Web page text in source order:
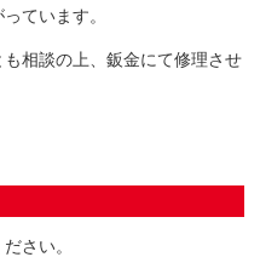
ています。
相談の上、鈑金にて修理させ
さい。